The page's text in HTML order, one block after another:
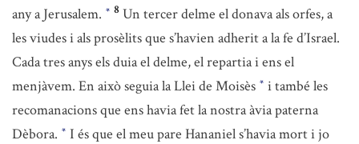
any a Jerusalem. * 8 Un tercer delme el donava als orfes, a
les viudes i als prosèlits que s’havien adherit a la fe d’Israel.
Cada tres anys els duia el delme, el repartia i ens el
menjàvem. En això seguia la Llei de Moisès * i també les
recomanacions que ens havia fet la nostra àvia paterna
Dèbora. * I és que el meu pare Hananiel s’havia mort i jo